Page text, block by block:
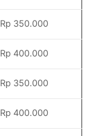
Rp 350.000
Rp 400.000
Rp 350.000
Rp 400.000